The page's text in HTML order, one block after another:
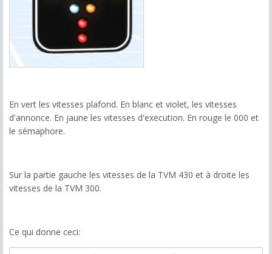
En vert les vitesses plafond. En blanc et violet, les vitesses
d'annonce. En jaune les vitesses d'execution. En rouge le 000 et
le sémaphore.
Sur la partie gauche les vitesses de la TVM 430 et à droite les
vitesses de la TVM 300.
Ce qui donne ceci: